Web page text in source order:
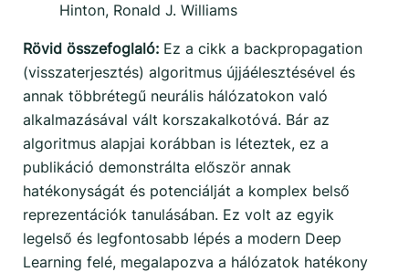
Hinton, Ronald J. Williams
Rövid összefoglaló: Ez a cikk a backpropagation
(visszaterjesztés) algoritmus újjáélesztésével és
annak többrétegű neurális hálózatokon való
alkalmazásával vált korszakalkotóvá. Bár az
algoritmus alapjai korábban is léteztek, ez a
publikáció demonstrálta először annak
hatékonyságát és potenciálját a komplex belső
reprezentációk tanulásában. Ez volt az egyik
legelső és legfontosabb lépés a modern Deep
Learning felé, megalapozva a hálózatok hatékony